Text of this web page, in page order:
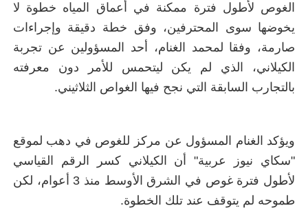
الغوص لأطول فترة ممكنة في أعماق المياه خطوة لا
يخوضها سوى المحترفين، وفق خطة دقيقة وإجراءات
صارمة، وفقا لمحمد الغنام، أحد المسؤولين عن تجربة
الكيلاني، الذي لم يكن ليتحمس للأمر دون معرفته
بالتجارب السابقة التي نجح فيها الغواص الثلاثيني.
ويؤكد الغنام المسؤول عن مركز للغوص في دهب لموقع
"سكاي نيوز عربية" أن الكيلاني كسر الرقم القياسي
لأطول فترة غوص في الشرق الأوسط منذ 3 أعوام، لكن
طموحه لم يتوقف عند تلك الخطوة.